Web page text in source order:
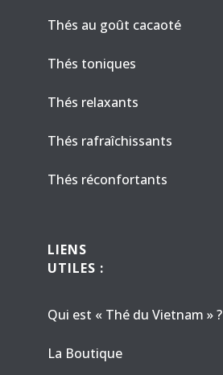
Thés au goût cacaoté
Thés toniques
Thés relaxants
Thés rafraîchissants
Thés réconfortants
LIENS
UTILES :
Qui est « Thé du Vietnam » ?
La Boutique